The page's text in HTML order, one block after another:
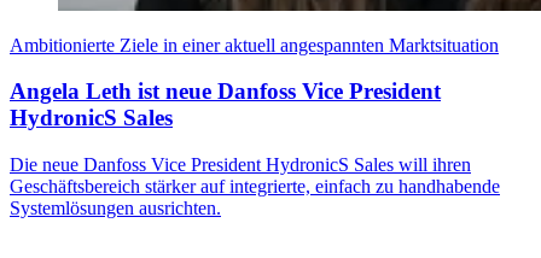
Ambitionierte Ziele in einer aktuell angespannten Marktsituation
Angela Leth ist neue Danfoss Vice President
HydronicS Sales
Die neue Danfoss Vice President HydronicS Sales will ihren
Geschäftsbereich stärker auf integrierte, einfach zu handhabende
Systemlösungen ausrichten.